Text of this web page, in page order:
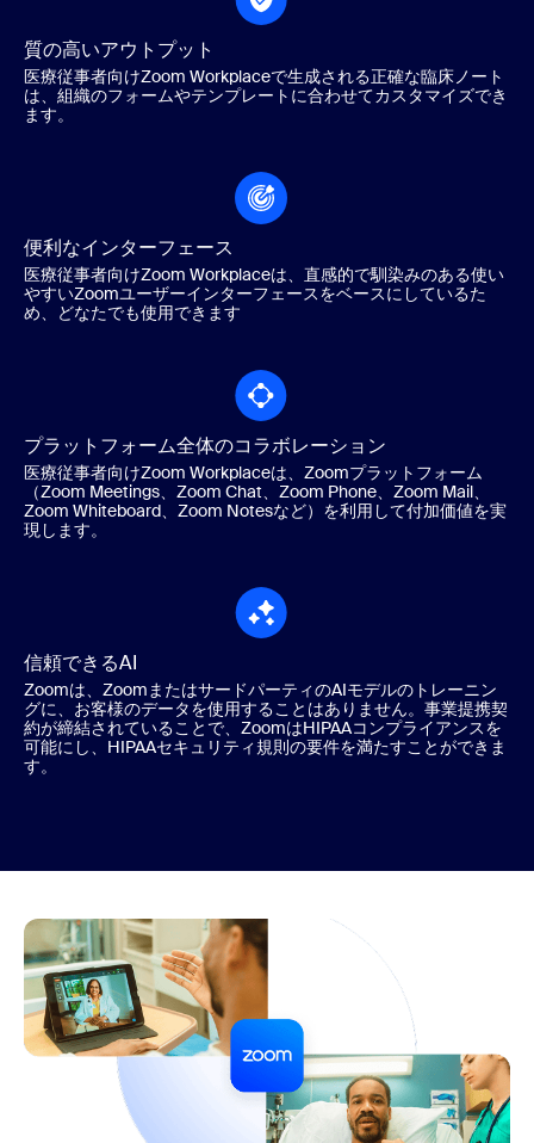
質の高いアウトプット
医療従事者向けZoom Workplaceで生成される正確な臨床ノート
は、組織のフォームやテンプレートに合わせてカスタマイズでき
ます。
便利なインターフェース
医療従事者向けZoom Workplaceは、直感的で馴染みのある使い
やすいZoomユーザーインターフェースをベースにしているた
め、どなたでも使用できます
プラットフォーム全体のコラボレーション
医療従事者向けZoom Workplaceは、Zoomプラットフォーム
（Zoom Meetings、Zoom Chat、Zoom Phone、Zoom Mail、
Zoom Whiteboard、Zoom Notesなど）を利用して付加価値を実
現します。
信頼できるAI
Zoomは、ZoomまたはサードパーティのAIモデルのトレーニン
グに、お客様のデータを使用することはありません。事業提携契
約が締結されていることで、ZoomはHIPAAコンプライアンスを
可能にし、HIPAAセキュリティ規則の要件を満たすことができま
す。